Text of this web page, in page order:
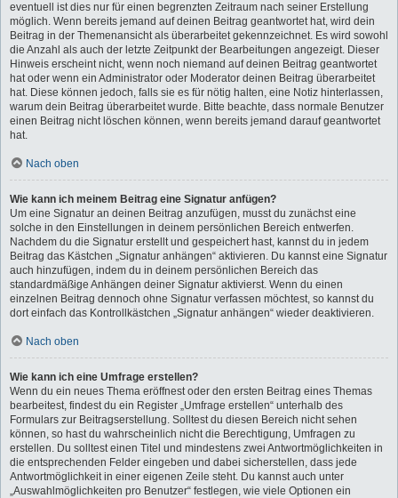
eventuell ist dies nur für einen begrenzten Zeitraum nach seiner Erstellung
möglich. Wenn bereits jemand auf deinen Beitrag geantwortet hat, wird dein
Beitrag in der Themenansicht als überarbeitet gekennzeichnet. Es wird sowohl
die Anzahl als auch der letzte Zeitpunkt der Bearbeitungen angezeigt. Dieser
Hinweis erscheint nicht, wenn noch niemand auf deinen Beitrag geantwortet
hat oder wenn ein Administrator oder Moderator deinen Beitrag überarbeitet
hat. Diese können jedoch, falls sie es für nötig halten, eine Notiz hinterlassen,
warum dein Beitrag überarbeitet wurde. Bitte beachte, dass normale Benutzer
einen Beitrag nicht löschen können, wenn bereits jemand darauf geantwortet
hat.
Nach oben
Wie kann ich meinem Beitrag eine Signatur anfügen?
Um eine Signatur an deinen Beitrag anzufügen, musst du zunächst eine
solche in den Einstellungen in deinem persönlichen Bereich entwerfen.
Nachdem du die Signatur erstellt und gespeichert hast, kannst du in jedem
Beitrag das Kästchen „Signatur anhängen“ aktivieren. Du kannst eine Signatur
auch hinzufügen, indem du in deinem persönlichen Bereich das
standardmäßige Anhängen deiner Signatur aktivierst. Wenn du einen
einzelnen Beitrag dennoch ohne Signatur verfassen möchtest, so kannst du
dort einfach das Kontrollkästchen „Signatur anhängen“ wieder deaktivieren.
Nach oben
Wie kann ich eine Umfrage erstellen?
Wenn du ein neues Thema eröffnest oder den ersten Beitrag eines Themas
bearbeitest, findest du ein Register „Umfrage erstellen“ unterhalb des
Formulars zur Beitragserstellung. Solltest du diesen Bereich nicht sehen
können, so hast du wahrscheinlich nicht die Berechtigung, Umfragen zu
erstellen. Du solltest einen Titel und mindestens zwei Antwortmöglichkeiten in
die entsprechenden Felder eingeben und dabei sicherstellen, dass jede
Antwortmöglichkeit in einer eigenen Zeile steht. Du kannst auch unter
„Auswahlmöglichkeiten pro Benutzer“ festlegen, wie viele Optionen ein